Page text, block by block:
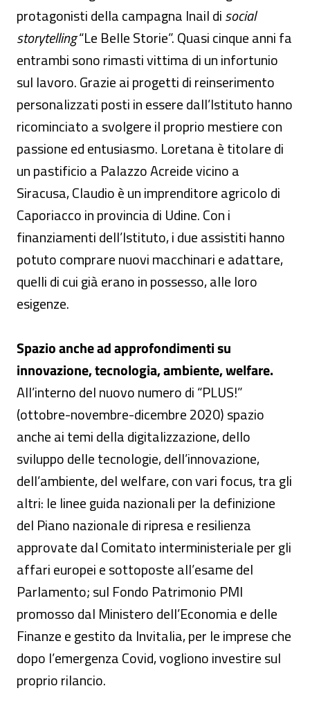
protagonisti della campagna Inail disocial
storytelling“Le Belle Storie”. Quasi cinque anni fa
entrambi sono rimasti vittima di un infortunio
sul lavoro. Grazie ai progetti di reinserimento
personalizzati posti in essere dall’Istituto hanno
ricominciato a svolgere il proprio mestiere con
passione ed entusiasmo. Loretana è titolare di
un pastificio a Palazzo Acreide vicino a
Siracusa, Claudio è un imprenditore agricolo di
Caporiacco in provincia di Udine. Con i
finanziamenti dell’Istituto, i due assistiti hanno
potuto comprare nuovi macchinari e adattare,
quelli di cui già erano in possesso, alle loro
esigenze.
Spazio anche ad approfondimenti su
innovazione, tecnologia, ambiente, welfare.
All’interno del nuovo numero di “PLUS!”
(ottobre-novembre-dicembre 2020) spazio
anche ai temi della digitalizzazione, dello
sviluppo delle tecnologie, dell’innovazione,
dell’ambiente, del welfare, con vari focus, tra gli
altri: le linee guida nazionali per la definizione
del Piano nazionale di ripresa e resilienza
approvate dal Comitato interministeriale per gli
affari europei e sottoposte all’esame del
Parlamento; sul Fondo Patrimonio PMI
promosso dal Ministero dell’Economia e delle
Finanze e gestito da Invitalia, per le imprese che
dopo l’emergenza Covid, vogliono investire sul
proprio rilancio.